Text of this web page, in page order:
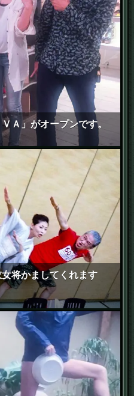
Ａ」がオープンです。
将かましてくれます